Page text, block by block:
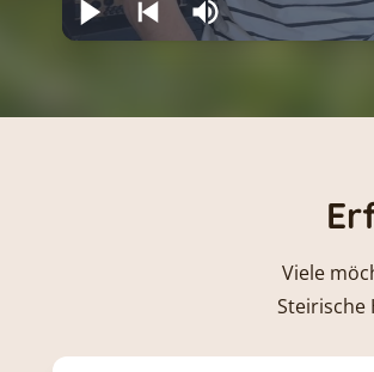
Viele
Steirische